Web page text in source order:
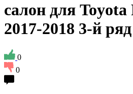
салон для
2017-2018 3-й ряд
0
0